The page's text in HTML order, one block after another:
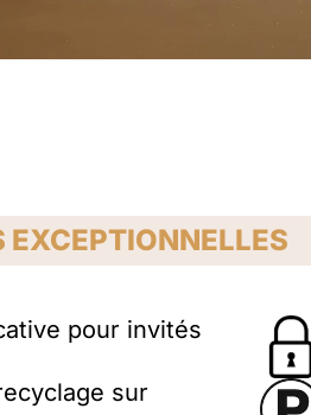
pour invités
sur